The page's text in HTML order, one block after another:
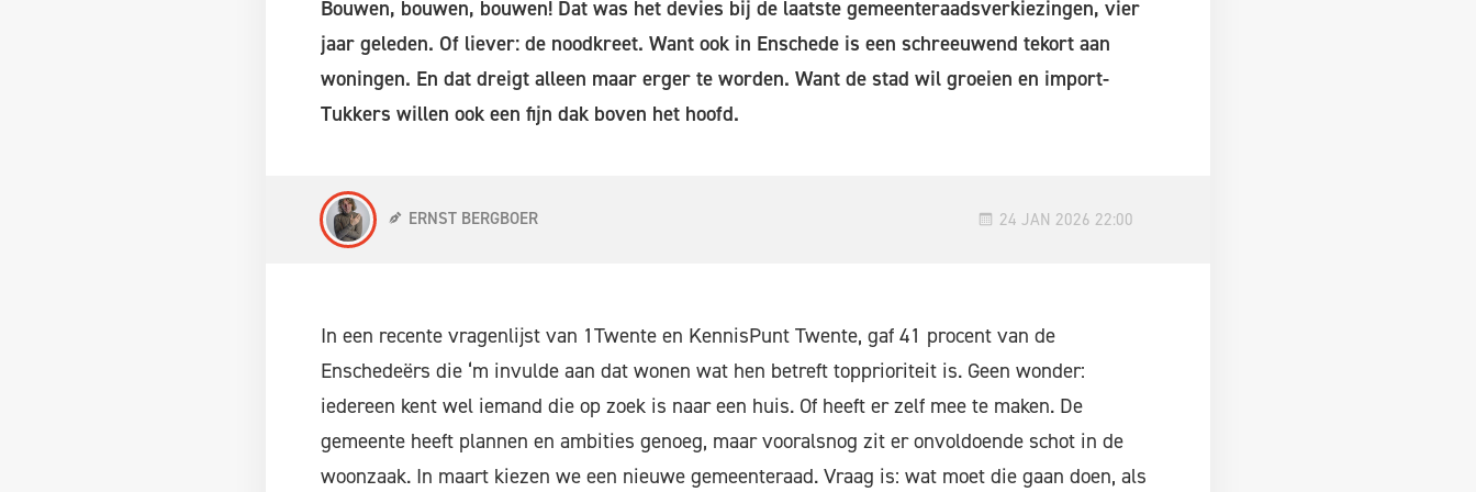
Bouwen, bouwen, bouwen! Dat was het devies bij de laatste gemeenteraadsverkiezingen, vier
jaar geleden. Of liever: de noodkreet. Want ook in Enschede is een schreeuwend tekort aan
woningen. En dat dreigt alleen maar erger te worden. Want de stad wil groeien en import-
Tukkers willen ook een fijn dak boven het hoofd.
ERNST BERGBOER 24 JAN 2026 22:00
In een recente vragenlijst van 1Twente en KennisPunt Twente, gaf 41 procent van de
Enschedeërs die ‘m invulde aan dat wonen wat hen betreft topprioriteit is. Geen wonder:
iedereen kent wel iemand die op zoek is naar een huis. Of heeft er zelf mee te maken. De
gemeente heeft plannen en ambities genoeg, maar vooralsnog zit er onvoldoende schot in de
woonzaak. In maart kiezen we een nieuwe gemeenteraad. Vraag is: wat moet die gaan doen, als